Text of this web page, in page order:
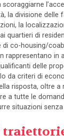
la divisione delle
la
quartieri di
di co-housing/
rappresentano in
delle
da criteri di
risposta, oltre a
a tutte le
situazioni